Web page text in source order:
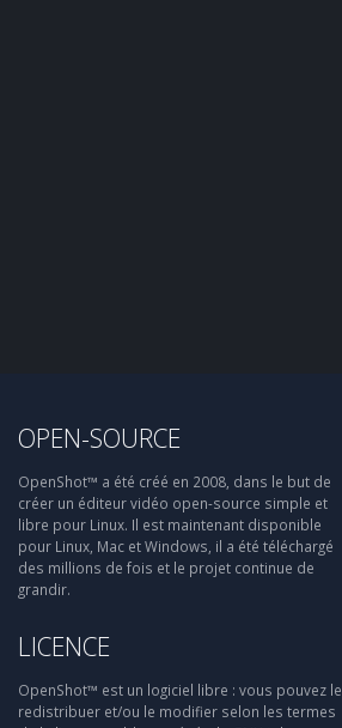
OPEN-SOURCE
OpenShot™ a été créé en 2008, dans le but de
créer un éditeur vidéo open-source simple et
libre pour Linux. Il est maintenant disponible
pour Linux, Mac et Windows, il a été téléchargé
des millions de fois et le projet continue de
grandir.
LICENCE
OpenShot™ est un logiciel libre : vous pouvez le
redistribuer et/ou le modifier selon les termes